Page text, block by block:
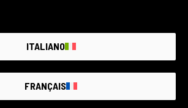
CERCA PER FILTRI
ITALIANO
FRANÇAIS